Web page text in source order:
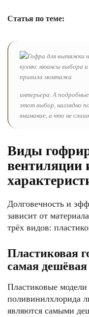
Статья по теме:
интерьера. А
этот выбор, наглядно
внимание, а что не
Виды
вентиляции
Долговечность и
зависит от
трёх видов:
Пластиковая
самая
Пластиковые
поливинилхлорида
являются самыми